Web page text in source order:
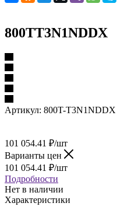
800TT3N1NDDX
Артикул: 800T-T3N1NDDX
101 054.41 ₽/шт
Варианты цен
101 054.41 ₽/шт
Подробности
Нет в наличии
Характеристики